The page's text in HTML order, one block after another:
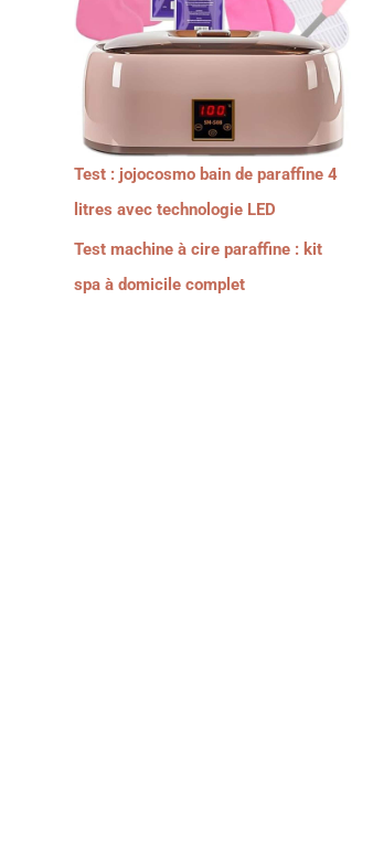
Test : jojocosmo bain de paraffine 4
litres avec technologie LED
Test machine à cire paraffine : kit
spa à domicile complet